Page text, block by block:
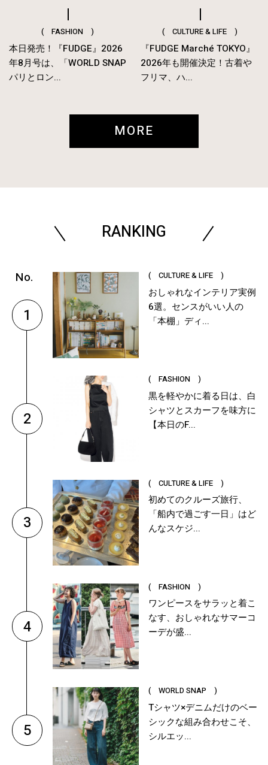
( FASHION )
本日発売！『FUDGE』2026
年8月号は、「WORLD SNAP
パリとロン...
( CULTURE & LIFE )
『FUDGE Marché TOKYO』
2026年も開催決定！古着や
フリマ、ハ...
MORE
RANKING
1
( CULTURE & LIFE )
おしゃれなインテリア実例
6選。センスがいい人の
「本棚」ディ...
2
( FASHION )
黒を軽やかに着る日は、白
シャツとスカーフを味方に
【本日のF...
3
( CULTURE & LIFE )
初めてのクルーズ旅行、
「船内で過ごす一日」はど
んなスケジ...
4
( FASHION )
ワンピースをサラッと着こ
なす、おしゃれなサマーコ
ーデが盛...
5
( WORLD SNAP )
Tシャツ×デニムだけのベー
シックな組み合わせこそ、
シルエッ...